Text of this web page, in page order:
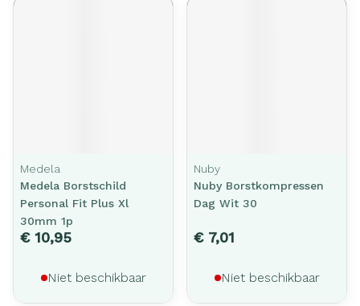
Medela
Medela Borstschild
Personal Fit Plus Xl
30mm 1p
€ 10,95
Niet beschikbaar
Nuby
Nuby Borstkompressen
Dag Wit 30
€ 7,01
Niet beschikbaar